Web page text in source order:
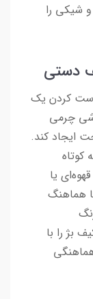
شیکی را
دستی
ست کردن یک
چرمی
ایجاد کند.
کوتاه
یا
هماهنگ
بژ را با